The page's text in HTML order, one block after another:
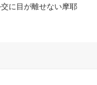
に目が離せない摩耶